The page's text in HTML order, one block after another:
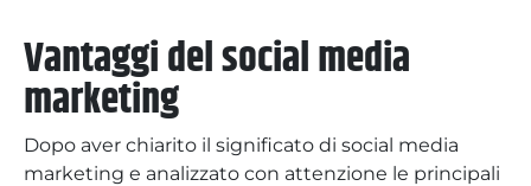
Vantaggi del social media
marketing
Dopo aver chiarito il significato di social media
marketing e analizzato con attenzione le principali